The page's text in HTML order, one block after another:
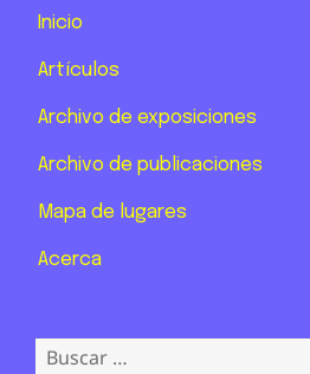
Inicio
Artículos
Archivo de exposiciones
Archivo de publicaciones
Mapa de lugares
Acerca
Buscar: